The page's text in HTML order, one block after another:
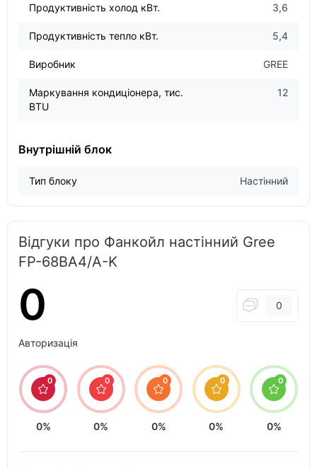
Продуктивність холод кВт. 3,6
Продуктивність тепло кВт. 5,4
Виробник GREE
Маркування кондиціонера, тис.
BTU
12
Внутрішній блок
Тип блоку Настінний
Відгуки про Фанкойл настінний Gree
FP-68BA4/A-K
0 0
Авторизація
0
0%
0
0%
0
0%
0
0%
0
0%